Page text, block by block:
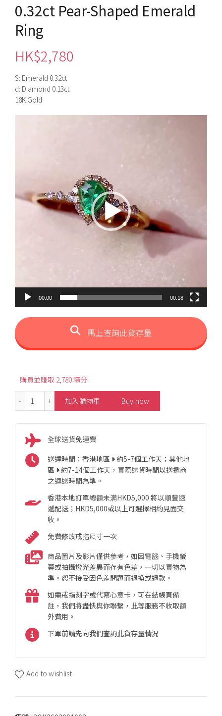
0.32ct Pear-Shaped Emerald
Ring
HK$2,780
S: Emerald 0.32ct
d: Diamond 0.13ct
18K Gold
00:00 00:18
馬上查詢此貨存量
購買並賺取 2,780 積分!
0.32ct Pear-Shaped Emerald Ring 數量
加入購物車 Buy now
全球送貨免運費
送達時間：香港地區
約5-7個工作天；其他地
區
約7-14個工作天，實際送貨時間以送遞商
之運送時間為準。
香港本地訂單總額未满HKD5,000 將以順豐速
遞配送；HKD5,000或以上可選擇相約見面交
收。
免費修改戒指尺寸一次
商品圖片及影片僅供參考，如因電腦、手機螢
幕或拍攝燈光差異而存有色差，一切以實物為
準。恕不接受因色差問題而退換或退款。
如需戒指刻字或代寫心意卡，可在結帳頁備
註，我們將盡快與你聯繫，此等服務不收取額
外費用。
下單前請先向我們查詢此貨存量情況
Add to wishlist